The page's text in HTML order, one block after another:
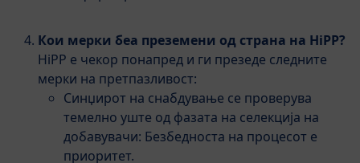
Кои мерки беа преземени од страна на HiPP?
HiPP е чекор понапред и ги презеде следните
мерки на претпазливост:
Синџирот на снабдување се проверува
темелно уште од фазата на селекција на
добавувачи: Безбедноста на процесот е
приоритет.